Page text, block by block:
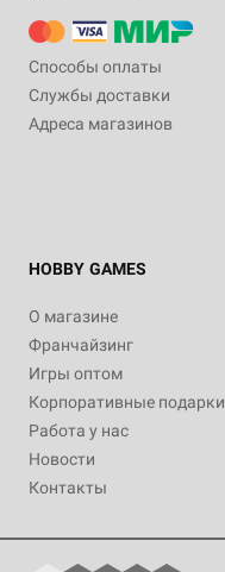
Способы оплаты
Службы доставки
Адреса магазинов
HOBBY GAMES
О магазине
Франчайзинг
Игры оптом
Корпоративные подарки
Работа у нас
Новости
Контакты